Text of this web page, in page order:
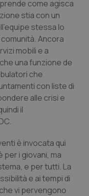
come agisca
stia con un
stessa lo
Ancora
mobili e a
una funzione de
che
con liste di
alle crisi e
il
è invocata qui
i giovani, ma
e per tutti. La
e ai tempi di
vi pervengono